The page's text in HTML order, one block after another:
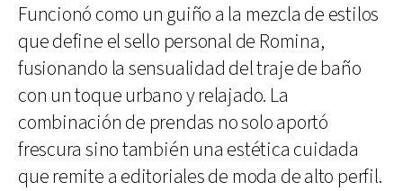
Funcionó como un guiño a la mezcla de estilos
que define el sello personal de Romina,
fusionando la sensualidad del traje de baño
con un toque urbano y relajado. La
combinación de prendas no solo aportó
frescura sino también una estética cuidada
que remite a editoriales de moda de alto perfil.